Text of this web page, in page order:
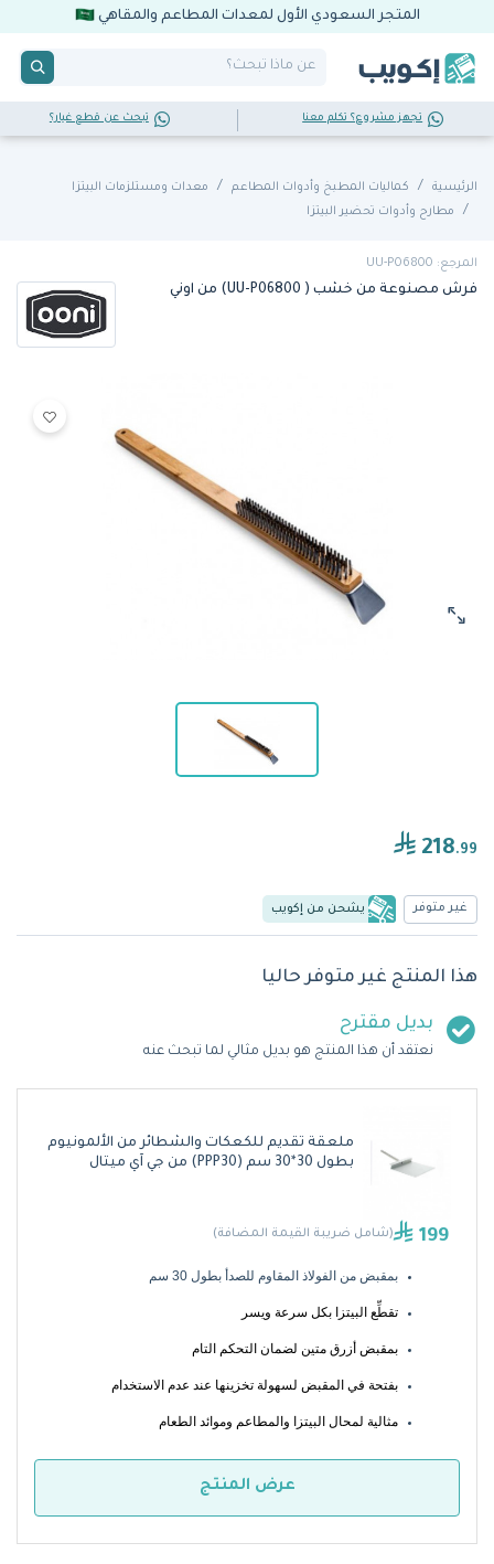
المتجر السعودي الأول لمعدات المطاعم والمقاهي
تجهز مشروع؟ تكلم معنا تبحث عن قطع غيار؟
الرئيسية كماليات المطبخ وأدوات المطاعم
معدات ومستلزمات البيتزا
مطارح وأدوات تحضير البيتزا
المرجع: UU-P06800
فرش مصنوعة من خشب ( UU-P06800) من اوني
218.99
غير متوفر يشحن من إكويب
هذا المنتج غير متوفر حاليا
بديل مقترح
نعتقد أن هذا المنتج هو بديل مثالي لما تبحث عنه
ملعقة تقديم للكعكات والشطائر من الألمونيوم
بطول 30*30 سم (PPP30) من جي آي ميتال
199 (شامل ضريبة القيمة المضافة)
بمقبض من الفولاذ المقاوم للصدأ بطول 30 سم
تقطِّع البيتزا بكل سرعة ويسر
بمقبض أزرق متين لضمان التحكم التام
بفتحة في المقبض لسهولة تخزينها عند عدم الاستخدام
مثالية لمحال البيتزا والمطاعم وموائد الطعام
عرض المنتج